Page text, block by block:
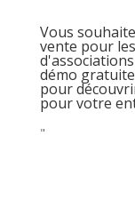
Vous
vente pour
démo
pour
pour votre
"